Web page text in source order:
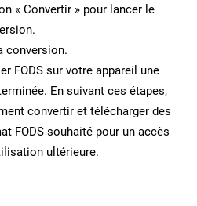
« Convertir » pour lancer le
conversion.
FODS sur votre appareil une
En suivant ces étapes,
convertir et télécharger des
FODS souhaité pour un accès
ultérieure.